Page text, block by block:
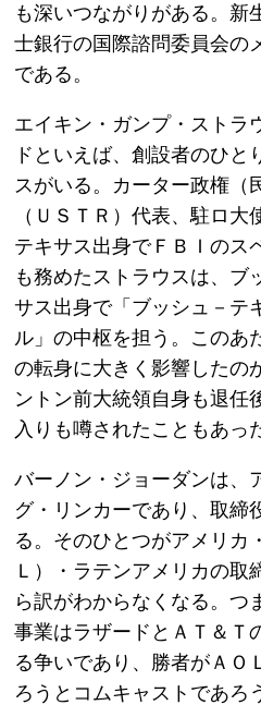
も深いつながりがある。新
士銀行の国際諮問委員会の
である。
エイキン・ガンプ・ストラ
ドといえば、創設者のひと
スがいる。カーター政権（
（ＵＳＴＲ）代表、駐ロ大
テキサス出身でＦＢＩのス
も務めたストラウスは、ブ
サス出身で「ブッシュ－テ
ル」の中枢を担う。このあ
の転身に大きく影響したの
ントン前大統領自身も退任
入りも噂されたこともあっ
バーノン・ジョーダンは、
グ・リンカーであり、取締
る。そのひとつがアメリカ
Ｌ）・ラテンアメリカの取
ら訳がわからなくなる。つ
事業はラザードとＡＴ＆Ｔ
る争いであり、勝者がＡＯ
ろうとコムキャストであろ